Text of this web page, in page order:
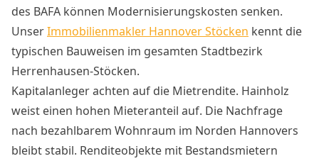
des BAFA können Modernisierungskosten senken.
UnserImmobilienmakler Hannover Stöcken kennt die
typischen Bauweisen im gesamten Stadtbezirk
Herrenhausen-Stöcken.
Kapitalanleger achten auf die Mietrendite. Hainholz
weist einen hohen Mieteranteil auf. Die Nachfrage
nach bezahlbarem Wohnraum im Norden Hannovers
bleibt stabil. Renditeobjekte mit Bestandsmietern